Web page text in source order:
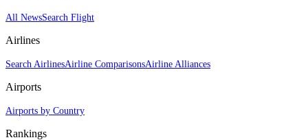
All NewsSearch Flight
Airlines
Search AirlinesAirline ComparisonsAirline Alliances
Airports
Airports by Country
Rankings